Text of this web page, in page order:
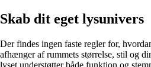
Skab dit eget lysunivers
Der findes ingen faste regler for,
afhænger af rummets størrelse, stil og
lyset understøtter både funktion og